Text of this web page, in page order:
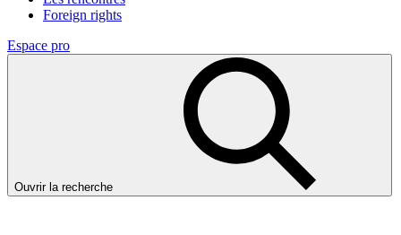
Foreign rights
Espace pro
Ouvrir la recherche